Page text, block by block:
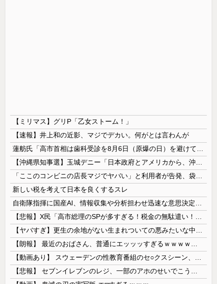
【ミリマス】グリP「乙女ストーム！」
【速報】井上和の近影、マジでデカい。何がとは言わんが
新しい税を考えて日本を良くするスレ